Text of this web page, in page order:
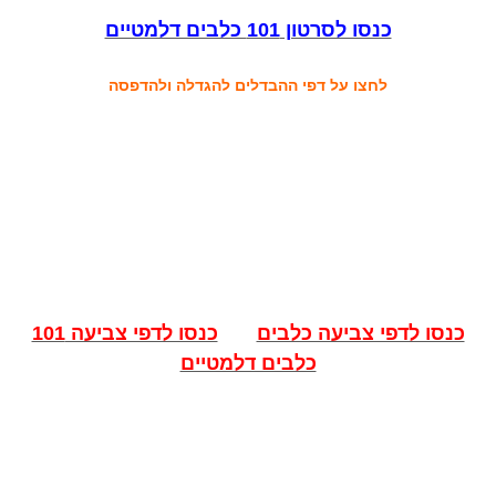
כנסו לסרטון 101 כלבים דלמטיים
לחצו על דפי ההבדלים להגדלה ולהדפסה
כנסו לדפי צביעה כלבים
כנסו לדפי צביעה 101
כלבים דלמטיים